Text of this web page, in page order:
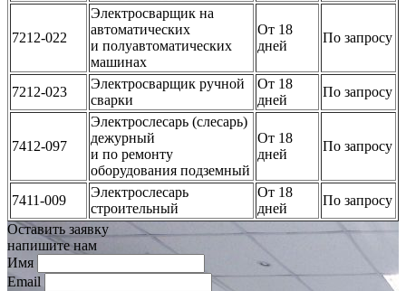
7212-022
Электросварщик на
автоматических
и полуавтоматических
машинах
От 18
дней
По запросу
7212-023
Электросварщик ручной
сварки
От 18
дней
По запросу
7412-097
Электрослесарь (слесарь)
дежурный
и по ремонту
оборудования подземный
От 18
дней
По запросу
7411-009
Электрослесарь
строительный
От 18
дней
По запросу
Оставить заявку
напишите нам
Имя
Email